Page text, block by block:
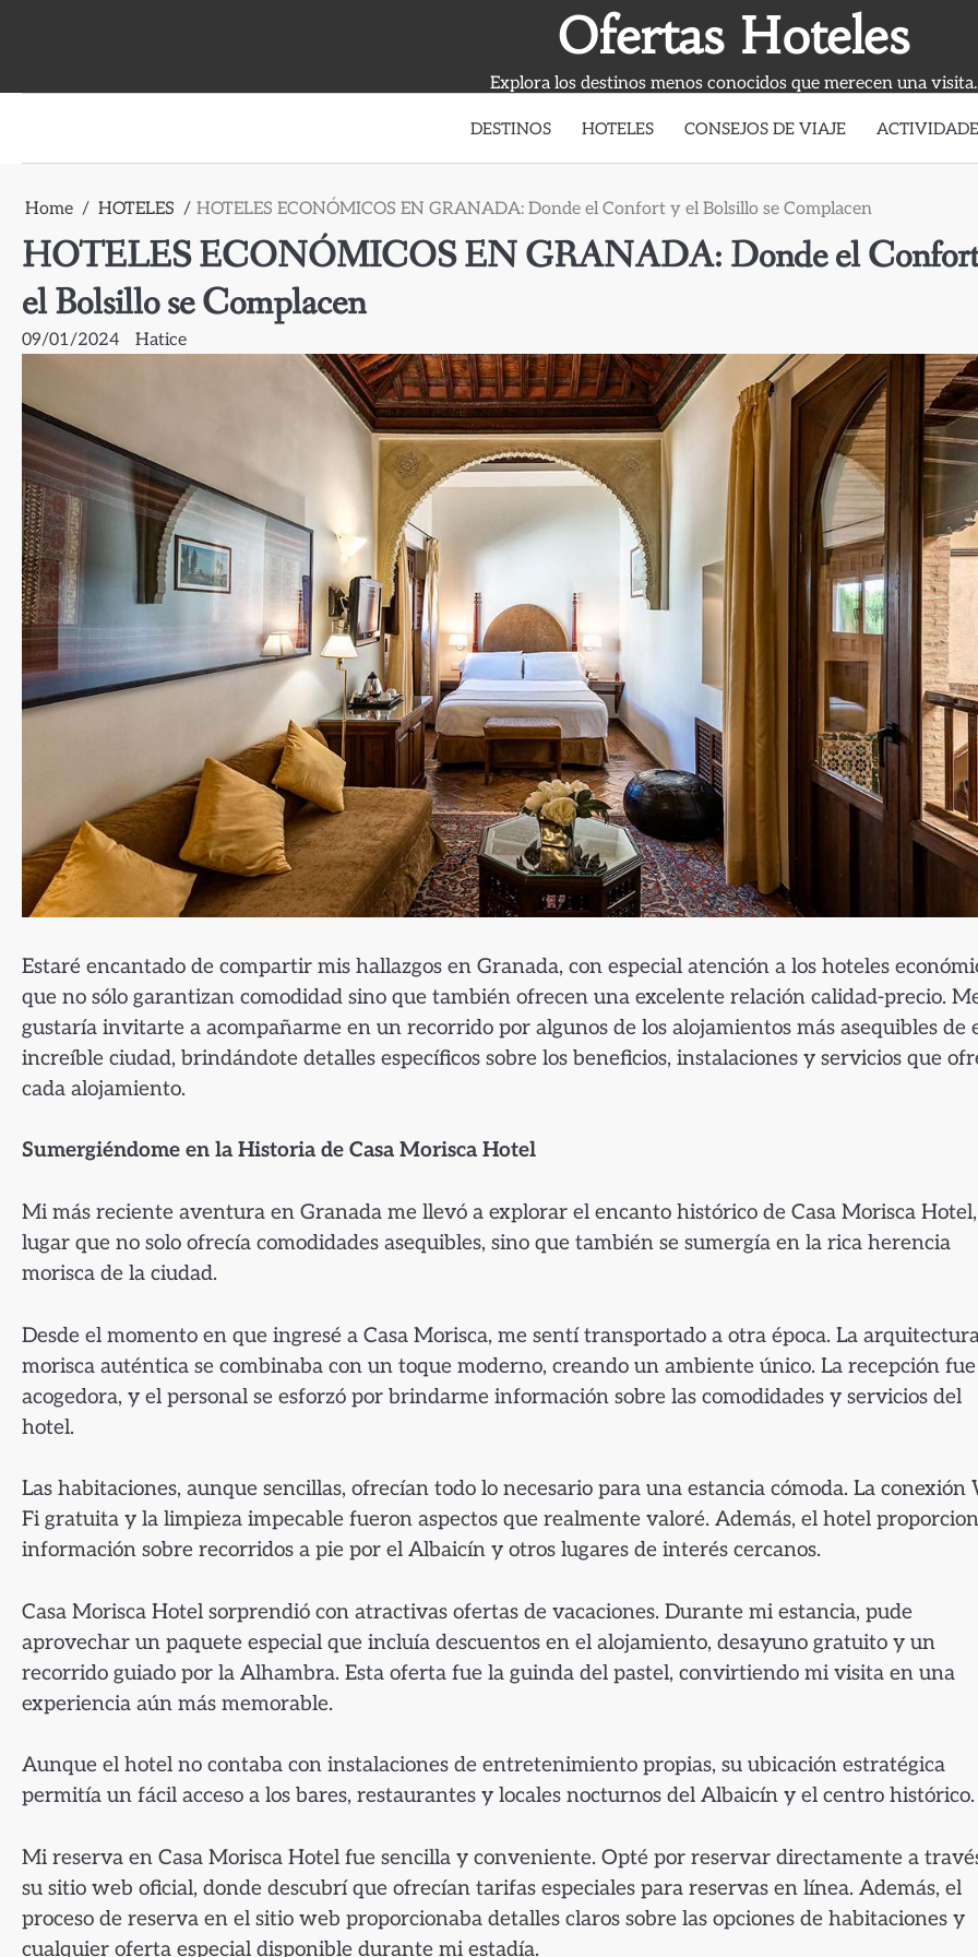
Ofertas Hoteles
Explora los destinos menos conocidos que merecen una visita.
DESTINOS HOTELES CONSEJOS DE VIAJE
Home HOTELES HOTELES ECONÓMICOS EN GRANADA: Donde el Confort y el Bolsillo se Complacen
HOTELES ECONÓMICOS EN GRANADA: Donde el
el Bolsillo se Complacen
09/01/2024 Hatice
Estaré encantado de compartir mis hallazgos en Granada, con especial atención a los hoteles
que no sólo garantizan comodidad sino que también ofrecen una excelente relación calidad-precio.
gustaría invitarte a acompañarme en un recorrido por algunos de los alojamientos más asequibles de
increíble ciudad, brindándote detalles específicos sobre los beneficios, instalaciones y servicios que
cada alojamiento.
Sumergiéndome en la Historia de Casa Morisca Hotel
Mi más reciente aventura en Granada me llevó a explorar el encanto histórico de Casa Morisca
lugar que no solo ofrecía comodidades asequibles, sino que también se sumergía en la rica herencia
morisca de la ciudad.
Desde el momento en que ingresé a Casa Morisca, me sentí transportado a otra época. La
morisca auténtica se combinaba con un toque moderno, creando un ambiente único. La recepción fue
acogedora, y el personal se esforzó por brindarme información sobre las comodidades y servicios del
hotel.
Las habitaciones, aunque sencillas, ofrecían todo lo necesario para una estancia cómoda. La conexión
Fi gratuita y la limpieza impecable fueron aspectos que realmente valoré. Además, el hotel
información sobre recorridos a pie por el Albaicín y otros lugares de interés cercanos.
Casa Morisca Hotel sorprendió con atractivas ofertas de vacaciones. Durante mi estancia, pude
aprovechar un paquete especial que incluía descuentos en el alojamiento, desayuno gratuito y un
recorrido guiado por la Alhambra. Esta oferta fue la guinda del pastel, convirtiendo mi visita en una
experiencia aún más memorable.
Aunque el hotel no contaba con instalaciones de entretenimiento propias, su ubicación estratégica
permitía un fácil acceso a los bares, restaurantes y locales nocturnos del Albaicín y el centro histórico.
Mi reserva en Casa Morisca Hotel fue sencilla y conveniente. Opté por reservar directamente a
su sitio web oficial, donde descubrí que ofrecían tarifas especiales para reservas en línea. Además, el
proceso de reserva en el sitio web proporcionaba detalles claros sobre las opciones de habitaciones y
cualquier oferta especial disponible durante mi estadía.